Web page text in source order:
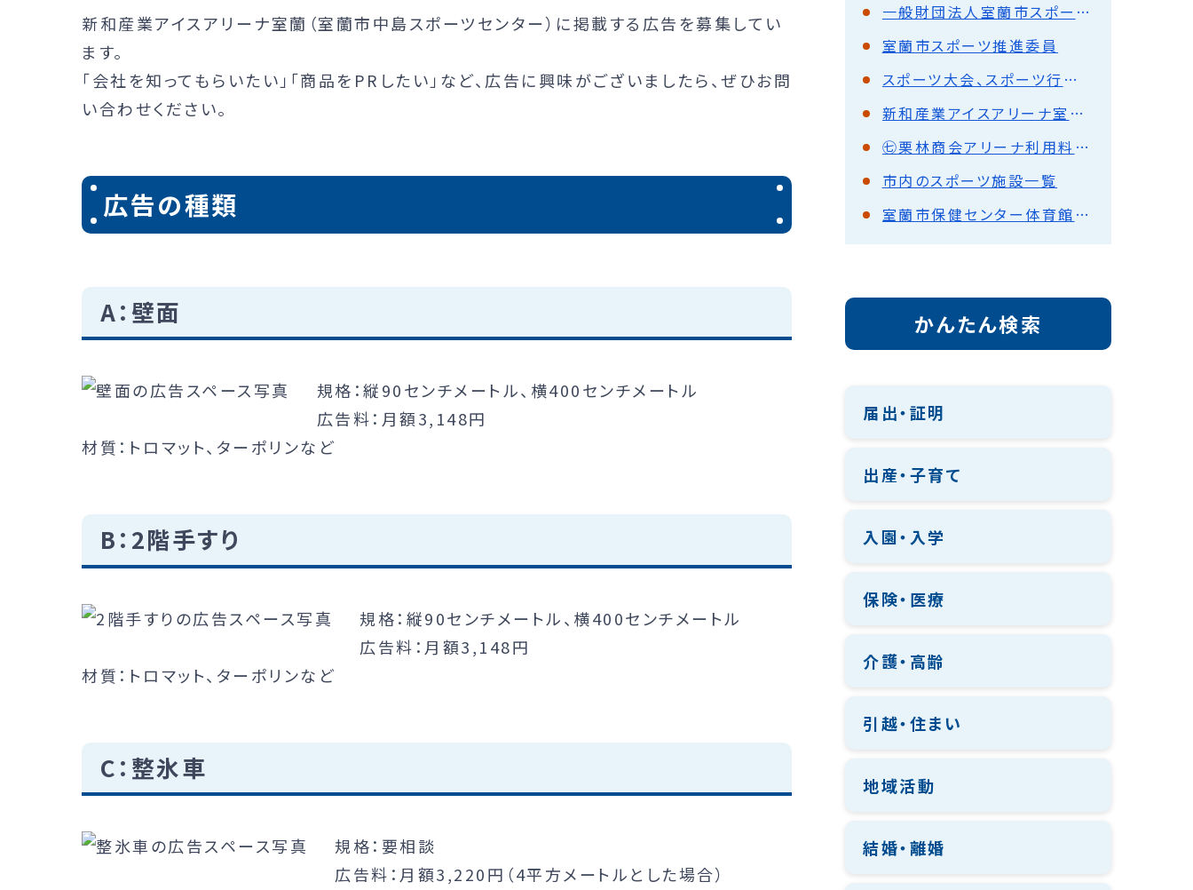
新和産業アイスアリーナ室蘭（室蘭市中島スポーツセンター）に掲載する広告を募集してい
ます。
「会社を知ってもらいたい」「商品をPRしたい」など、広告に興味がございましたら、ぜひお問
い合わせください。
広告の種類
A：壁面
規格：縦90センチメートル、横400センチメートル
広告料：月額3,148円
材質：トロマット、ターポリンなど
B：2階手すり
規格：縦90センチメートル、横400センチメートル
広告料：月額3,148円
材質：トロマット、ターポリンなど
C：整氷車
規格：要相談
広告料：月額3,220円（4平方メートルとした場合）
一般財団法人室蘭市スポーツ協会について
室蘭市スポーツ推進委員
スポーツ大会、スポーツ行事などへの後援名義使用承認
新和産業アイスアリーナ室蘭に掲載する広告を募集しています
㊆栗林商会アリーナ利用料金、平面図、アクセスマップ
市内のスポーツ施設一覧
室蘭市保健センター体育館の利用
かんたん検索
届出・証明
出産・子育て
入園・入学
保険・医療
介護・高齢
引越・住まい
地域活動
結婚・離婚